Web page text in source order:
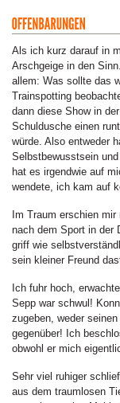
Als ich kurz darauf in
Arschgeige in den
allem: Was sollte das
Trainspotting
dann diese Show in
Schuldusche einen
würde. Also entweder
Selbstbewusstsein
hat es irgendwie auf
wendete, ich kam auf
Im Traum erschien
nach dem Sport in der
griff wie
sein kleiner Freund
Ich fuhr hoch,
Sepp war schwul!
zugeben, weder
gegenüber! Ich
obwohl er mich
Sehr viel ruhiger
aus dem traumlosen